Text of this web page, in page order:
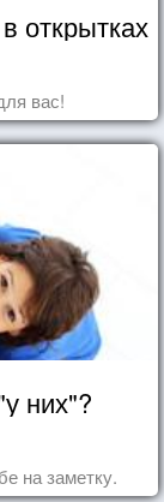
открытках
вас!
них"?
на заметку.